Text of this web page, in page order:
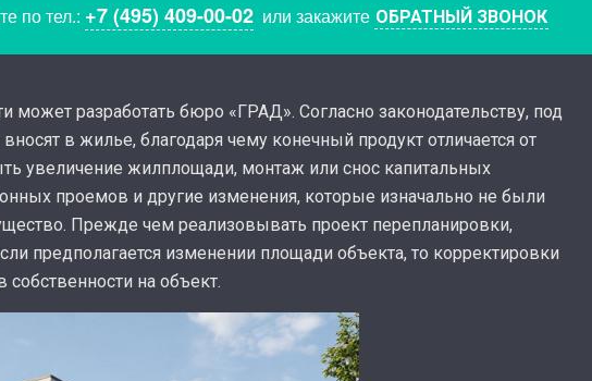
по тел.: +7 (495) 409-00-02или закажите ОБРАТНЫЙ ЗВОНОК
разработать бюро «ГРАД». Согласно законодательству, под
в жилье, благодаря чему конечный продукт отличается от
увеличение жилплощади, монтаж или снос капитальных
проемов и другие изменения, которые изначально не были
Прежде чем реализовывать проект перепланировки,
предполагается изменении площади объекта, то корректировки
на объект.